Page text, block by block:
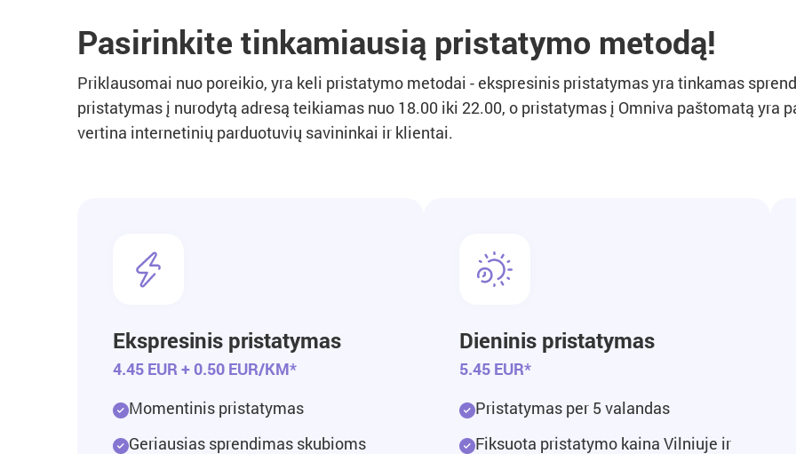
Pasirinkite tinkamiausią pristatymo metodą!
Priklausomai nuo poreikio, yra keli pristatymo metodai - ekspresinis pristatymas yra tinkamas
pristatymas į nurodytą adresą teikiamas nuo 18.00 iki 22.00, o pristatymas į Omniva paštomatą yra
vertina internetinių parduotuvių savininkai ir klientai.
Ekspresinis pristatymas
4.45 EUR + 0.50 EUR/KM*
Momentinis pristatymas
Geriausias sprendimas skubioms
Dieninis pristatymas
5.45 EUR*
Pristatymas per 5 valandas
Fiksuota pristatymo kaina Vilniuje ir